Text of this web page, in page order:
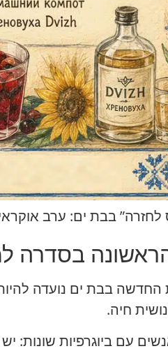
בבת ים: ערב אוקראיני,
בסדרה
בבת ים נועדה
חיה.
עם ביוגרפיות שונות: